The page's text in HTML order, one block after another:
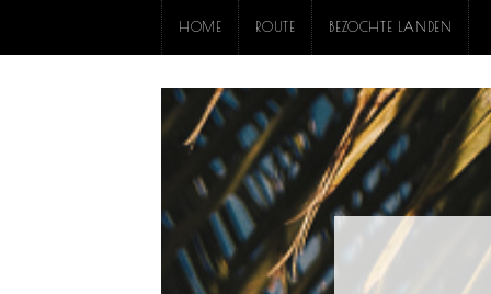
HOME ROUTE BEZOCHTE LANDEN